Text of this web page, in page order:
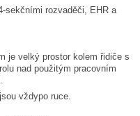
sekčními rozvaděči, EHR a
je velký prostor kolem řidiče s
nad použitým pracovním
vždypo ruce.